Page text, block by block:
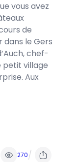
vous avez
de
dans le Gers
chef-
petit village
Aux
270/